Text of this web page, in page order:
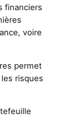
financiers
voire
permet
risques